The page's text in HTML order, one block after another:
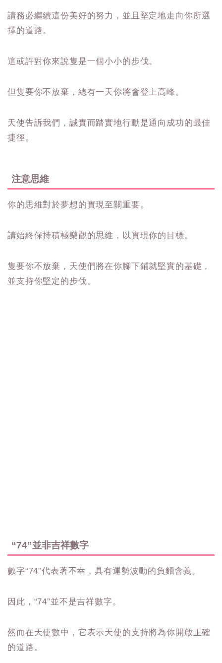
請務必繼續這份美好的努力，並且堅定地走向你所選
擇的道路。
這或許對你來說隻是一個小小的步伐。
但隻要你不放棄，總有一天你將會登上高峰。
天使告訴我們，誠實而踏實地行動是通向成功的最佳
捷徑。
注意思維
你的思維對於夢想的實現至關重要。
請始終保持積極樂觀的思維，以實現你的目標。
隻要你不放棄，天使們將在你腳下鋪就堅實的基礎，
並支持你堅定的步伐。
“74”並非吉祥數字
數字“74”代表著不幸，具有運勢波動的負麵含義。
因此，“74”並不是吉祥數字。
然而在天使數中，它表示天使的支持將為你開啟正確
的道路。